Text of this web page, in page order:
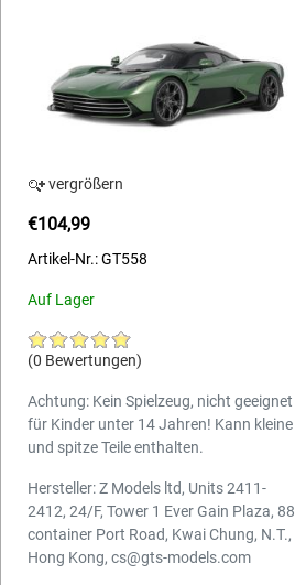
vergrößern
€104,99
Artikel-Nr.: GT558
Auf Lager
(0 Bewertungen)
Achtung: Kein Spielzeug, nicht geeignet
für Kinder unter 14 Jahren! Kann kleine
und spitze Teile enthalten.
Hersteller: Z Models ltd, Units 2411-
2412, 24/F, Tower 1 Ever Gain Plaza, 88
container Port Road, Kwai Chung, N.T.,
Hong Kong, cs@gts-models.com